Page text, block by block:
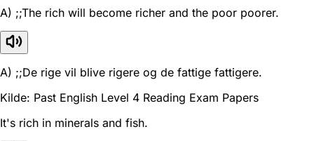
A) ;;The rich will become richer and the poor poorer.
A) ;;De rige vil blive rigere og de fattige fattigere.
Kilde: Past English Level 4 Reading Exam Papers
It's rich in minerals and fish.